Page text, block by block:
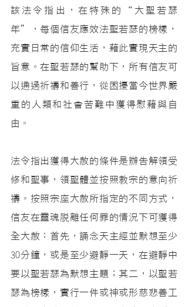
該法令指出，在特殊的“大聖若瑟
年”，每個信友應效法聖若瑟的榜樣，
充實日常的信仰生活，藉此實現天主的
旨意。在聖若瑟的幫助下，所有信友可
以通過祈禱和善行，從困擾當今世界嚴
重的人類和社會苦難中獲得慰藉與自
由。
法令指出獲得大赦的條件是辦告解領受
修和聖事，領聖體並按照教宗的意向祈
禱。按照宗座大赦所指定的不同方式，
信友在靈魂脫離任何罪的情況下可獲得
全大赦：首先，誦念天主經並默想至少
30分鐘，或是至少避靜一天，在避靜中
要以聖若瑟為默想主題；其二，以聖若
瑟為榜樣，實行一件或神或形慈悲善工